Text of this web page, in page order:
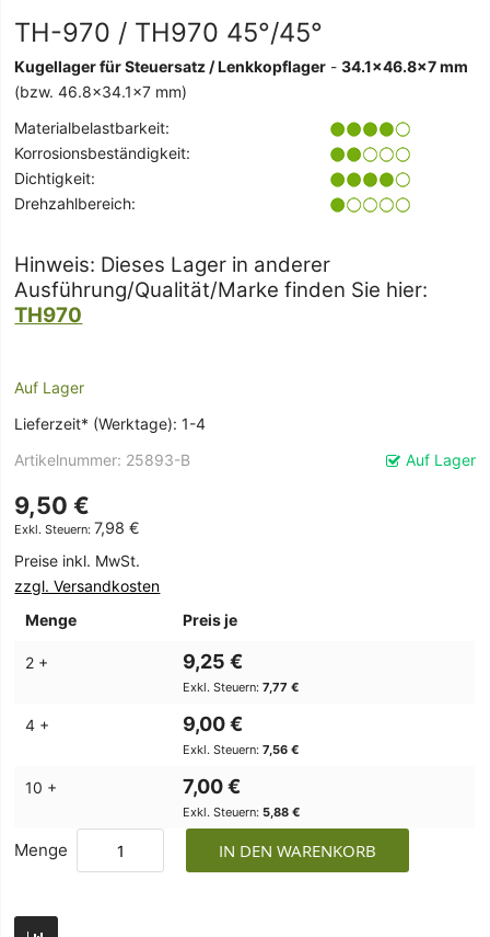
TH-970 / TH970 45°/45°
Kugellager für Steuersatz / Lenkkopflager -34.1x46.8x7 mm
(bzw. 46.8x34.1x7 mm)
Materialbelastbarkeit:
Korrosionsbeständigkeit:
Dichtigkeit:
Drehzahlbereich:
Hinweis: Dieses Lager in anderer
Ausführung/Qualität/Marke finden Sie hier:
TH970
Auf Lager
Lieferzeit* (Werktage): 1-4
Auf Lager
Artikelnummer 25893-B
9,50 €
7,98 €
Preise inkl. MwSt.
zzgl. Versandkosten
Menge
Preis je
2 + 9,25 €
7,77 €
4 + 9,00 €
7,56 €
10 + 7,00 €
5,88 €
Menge IN DEN WARENKORB